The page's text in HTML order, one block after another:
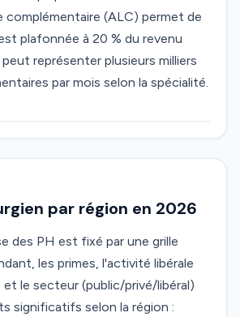
complémentaire (ALC) permet de
plafonnée à 20 % du revenu
représenter plusieurs milliers
par mois selon la spécialité.
par région en 2026
des PH est fixé par une grille
les primes, l'activité libérale
le secteur (public/privé/libéral)
significatifs selon la région :